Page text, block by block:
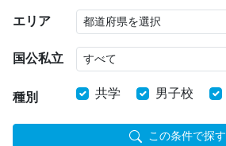
エリア
国公私立
種別 共学 男子校
この条件で探す